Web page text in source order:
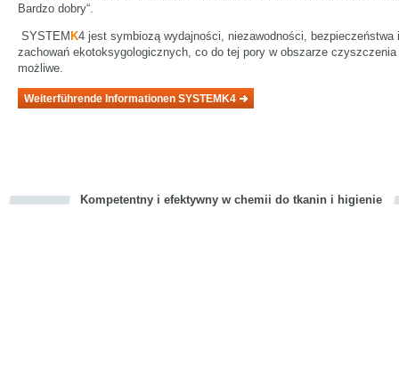
Bardzo dobry“.
SYSTEM K4 jest symbiozą wydajności, niezawodności, bezpieczeństwa
zachowań ekotoksygologicznych, co do tej pory w obszarze czyszczenia
możliwe.
Weiterführende Informationen SYSTEMK4
Kompetentny i efektywny w chemii do tkanin i higienie